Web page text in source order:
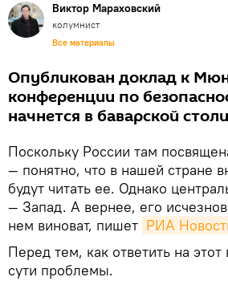
Виктор Мараховский
колумнист
Все материалы
Опубликован доклад к
конференции по
начнется в баварской
Поскольку России там
— понятно, что в нашей стране
будут читать ее. Однако
— Запад. А вернее, его
нем виноват, пишет РИА
Перед тем, как ответить на
сути проблемы.